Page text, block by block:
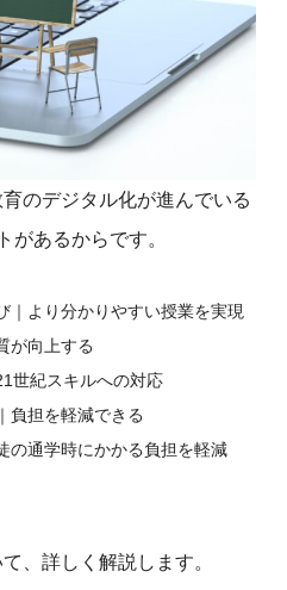
のデジタル化が進んでいる
があるからです。
｜より分かりやすい授業を実現
が向上する
世紀スキルへの対応
負担を軽減できる
の通学時にかかる負担を軽減
、詳しく解説します。